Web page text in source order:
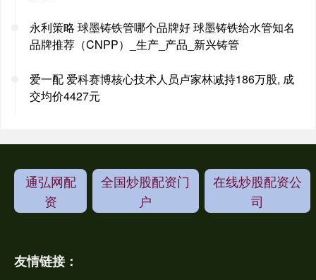
永利策略 球墨铸铁管哪个品牌好 球墨铸铁给水管知名
品牌推荐（CNPP）_生产_产品_新兴铸管
爱一配 爱科赛博核心技术人员卢家林减持186万股, 成
交均价4427元
通弘网配
资
全国炒股配资门
户
在线炒股配资公
司
友情链接：